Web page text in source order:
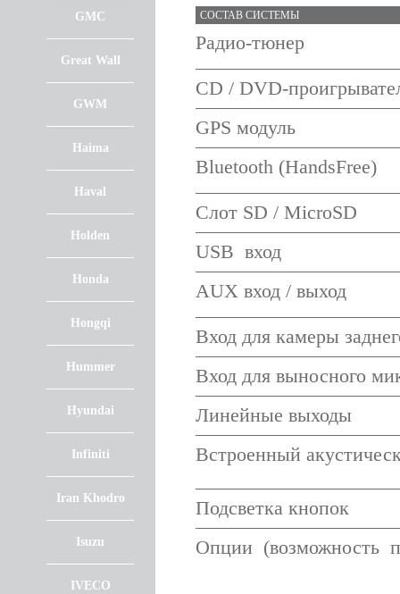
GMC
Great Wall
GWM
Haima
Haval
Holden
Honda
Hongqi
Hummer
Hyundai
Infiniti
Iran Khodro
Isuzu
IVECO
СОСТАВ СИСТЕМЫ
Радио-тюнер
CD / DVD-
GPS модуль
Bluetooth (HandsFree)
Слот SD / MicroSD
USB вход
AUX вход / выход
Вход для камеры
Вход для выносного
Линейные выходы
Встроенный
Подсветка кнопок
Опции (возможность